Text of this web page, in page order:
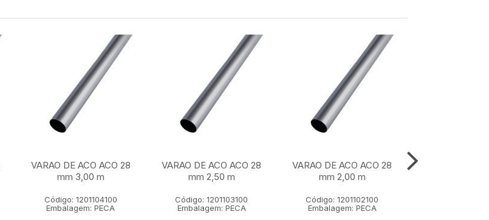
VARAO DE ACO ACO 28
mm 3,00 m
Código: 1201104100
Embalagem: PECA
VARAO DE ACO ACO 28
mm 2,50 m
Código: 1201103100
Embalagem: PECA
VARAO DE ACO ACO 28
mm 2,00 m
Código: 1201102100
Embalagem: PECA